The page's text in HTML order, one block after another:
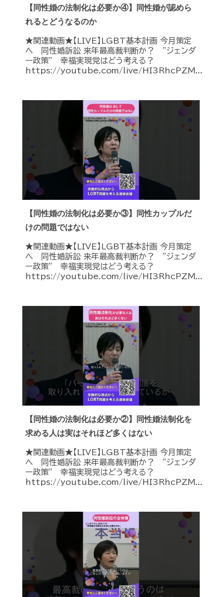
【同性婚の法制化は必要か④】同性婚が認めら
れるとどうなるのか
★関連動画★【LIVE】LGBT基本計画 今月策定
へ 同性婚訴訟 来年最高裁判断か？ ”ジェンダ
ー政策” 幸福実現党はどう考える？
https://youtube.com/live/HI3RhcPZM...
【同性婚の法制化は必要か③】同性カップルだ
けの問題ではない
★関連動画★【LIVE】LGBT基本計画 今月策定
へ 同性婚訴訟 来年最高裁判断か？ ”ジェンダ
ー政策” 幸福実現党はどう考える？
https://youtube.com/live/HI3RhcPZM...
【同性婚の法制化は必要か②】同性婚法制化を
求める人は実はそれほど多くはない
★関連動画★【LIVE】LGBT基本計画 今月策定
へ 同性婚訴訟 来年最高裁判断か？ ”ジェンダ
ー政策” 幸福実現党はどう考える？
https://youtube.com/live/HI3RhcPZM...